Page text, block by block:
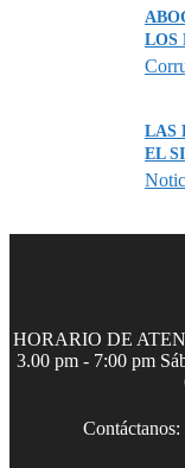
LOS
LAS
EL
HORARIO DE
3.00 pm - 7:00 pm
Contáctanos: